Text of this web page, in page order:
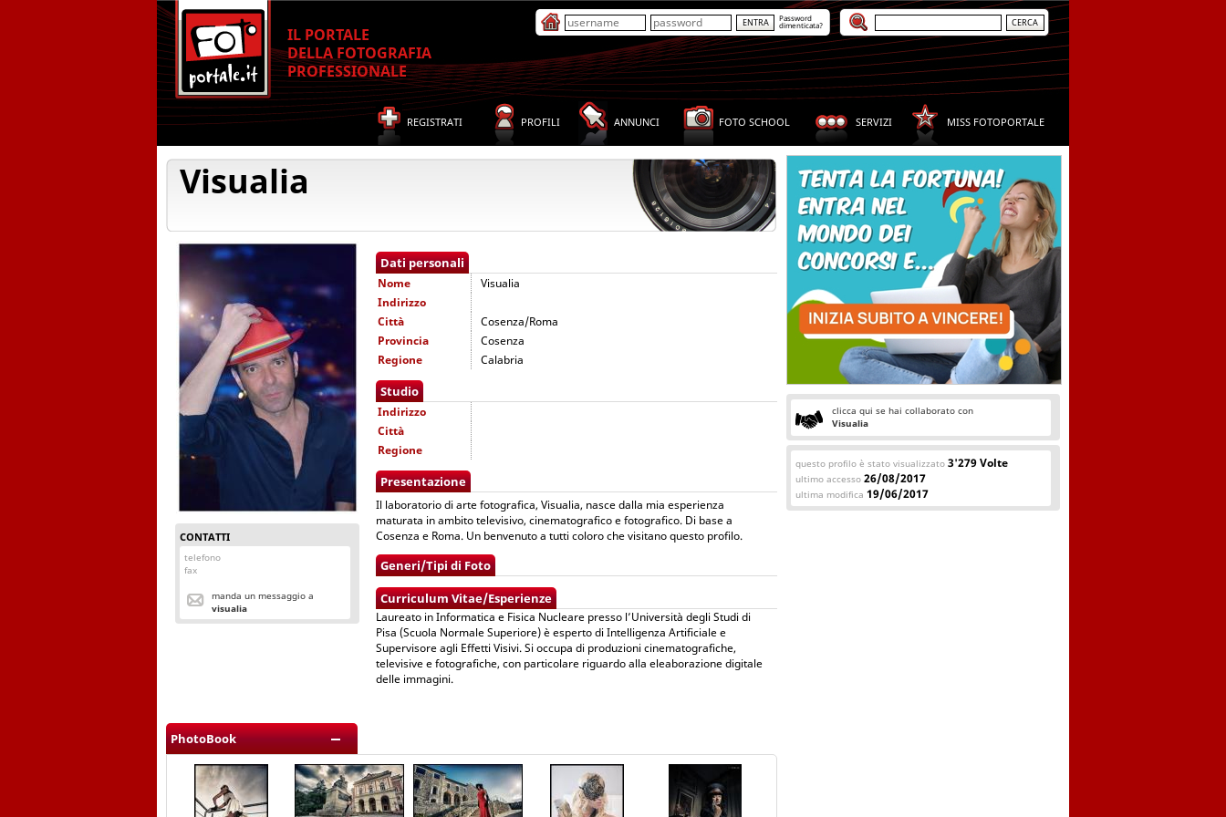
IL PORTALE
DELLA FOTOGRAFIA
PROFESSIONALE
Password
dimenticata?
REGISTRATI PROFILI ANNUNCI FOTO SCHOOL SERVIZI MISS FOTOPORTALE
Visualia
CONTATTI
telefono
fax
manda un messaggio a
visualia
Dati personali
Nome
Visualia
Indirizzo
Città
Cosenza/Roma
Provincia
Cosenza
Regione
Calabria
Studio
Indirizzo
Città
Regione
Presentazione
Il laboratorio di arte fotografica, Visualia, nasce dalla mia esperienza
maturata in ambito televisivo, cinematografico e fotografico. Di base a
Cosenza e Roma. Un benvenuto a tutti coloro che visitano questo profilo.
Generi/Tipi di Foto
Curriculum Vitae/Esperienze
Laureato in Informatica e Fisica Nucleare presso l’Università degli Studi di
Pisa (Scuola Normale Superiore) è esperto di Intelligenza Artificiale e
Supervisore agli Effetti Visivi. Si occupa di produzioni cinematografiche,
televisive e fotografiche, con particolare riguardo alla eleaborazione digitale
delle immagini.
PhotoBook
clicca qui se hai collaborato con
Visualia
questo profilo è stato visualizzato 3'279 Volte
ultimo accesso 26/08/2017
ultima modifica 19/06/2017